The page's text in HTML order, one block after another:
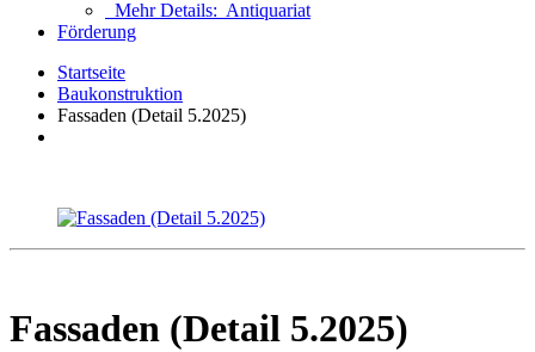
Mehr Details: Antiquariat
Förderung
Startseite
Baukonstruktion
Fassaden (Detail 5.2025)
Fassaden (Detail 5.2025)